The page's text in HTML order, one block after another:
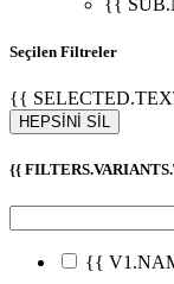
{{
Seçilen Filtreler
{{
HEPSİNİ SİL
{{
{{